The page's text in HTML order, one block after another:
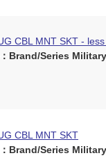
CBL MNT SKT -
Brand/Series Military
CBL MNT SKT
Brand/Series Military